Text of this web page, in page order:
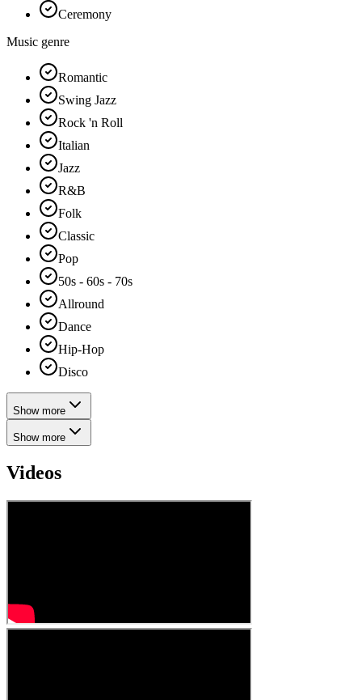
Ceremony
Music genre
Romantic
Swing Jazz
Rock 'n Roll
Italian
Jazz
R&B
Folk
Classic
Pop
50s - 60s - 70s
Allround
Dance
Hip-Hop
Disco
Show more
Show more
Videos